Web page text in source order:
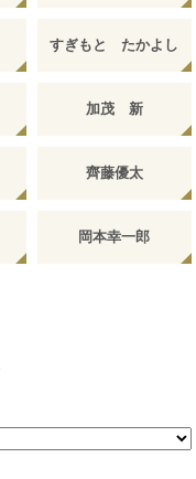
すぎもと たかよし
加茂 新
齊藤優太
岡本幸一郎